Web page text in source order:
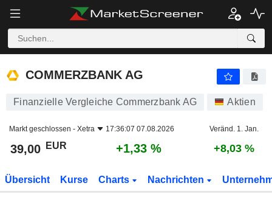
COMMERZBANK AG
COMMERZBANK AG
Finanzielle Vergleiche Commerzbank AG Aktien
Markt geschlossen - Xetra 17:36:07 07.08.2026 Veränd. 1. Jan.
39,00 EUR +1,33 % +8,03 %
Übersicht Kurse Charts Nachrichten